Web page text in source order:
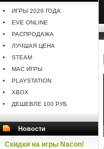
ИГРЫ 2026 ГОДА
EVE ONLINE
РАСПРОДАЖА
ЛУЧШАЯ ЦЕНА
STEAM
MAC ИГРЫ
PLAYSTATION
XBOX
ДЕШЕВЛЕ 100 РУБ
Новости
Скидки на игры Nacon!